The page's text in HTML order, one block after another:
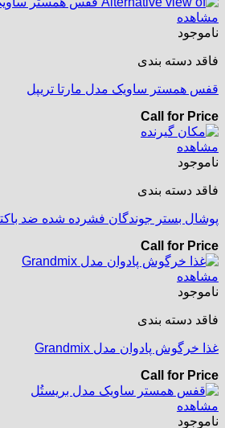
مشاهده
ناموجود
فاقد دسته بندی
قفس همستر ساویک مدل مارتا تریپل
Call for Price
مشاهده
ناموجود
فاقد دسته بندی
پوشال بستر جوندگان فشرده شده ضد
Call for Price
مشاهده
ناموجود
فاقد دسته بندی
غذا خرگوش پادوان مدل Grandmix
Call for Price
مشاهده
ناموجود